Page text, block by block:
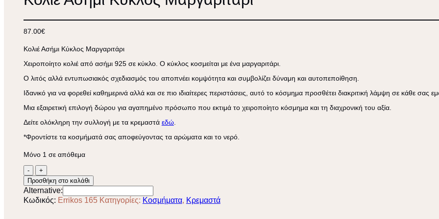
87.00€
Κολιέ Ασήμι Κύκλος Μαργαριτάρι
Χειροποίητο κολιέ από ασήμι 925 σε κύκλο. Ο κύκλος κοσμείται με ένα μαργαριτάρι.
Ο λιτός αλλά εντυπωσιακός σχεδιασμός του αποπνέει κομψότητα και συμβολίζει δύναμη και αυτοπεποίθηση.
Ιδανικό για να φορεθεί καθημερινά αλλά και σε πιο ιδιαίτερες περιστάσεις, αυτό το κόσμημα προσθέτει διακριτική λάμψη σε κάθε σας
Μια εξαιρετική επιλογή δώρου για αγαπημένο πρόσωπο που εκτιμά το χειροποίητο κόσμημα και τη διαχρονική του αξία.
Δείτε ολόκληρη την συλλογή με τα κρεμαστά εδώ.
*Φροντίστε τα κοσμήματά σας αποφεύγοντας τα αρώματα και το νερό.
Μόνο 1 σε απόθεμα
Κολιέ
Ασήμι
Κύκλος
Μαργαριτάρι
ποσότητα
Προσθήκη στο καλάθι
Alternative:
Κωδικός: Errikos 165 Κατηγορίες: Κοσμήματα, Κρεμαστά